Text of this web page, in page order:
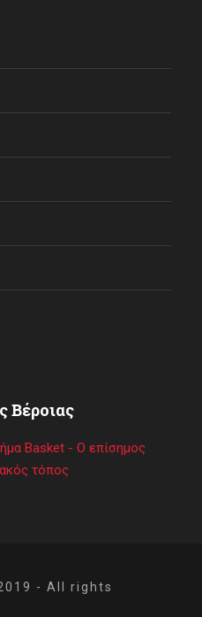
Βέροιας
Basket - Ο επίσημος
τόπος
- All rights